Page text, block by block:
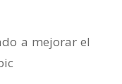
a mejorar el